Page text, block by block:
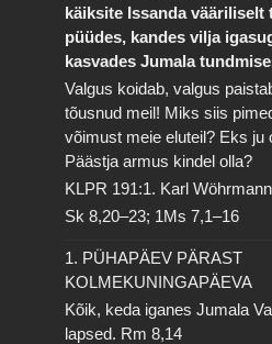
käiksite Issanda
püüdes, kandes vilja
kasvades Jumala
Valgus koidab, valgus
tõusnud meil! Miks siis
võimust meie eluteil? Eks ju
Päästja armus kindel olla?
KLPR 191:1. Karl Wöhrmann
Sk 8,20–23; 1Ms 7,1–16
1. PÜHAPÄEV PÄRAST
KOLMEKUNINGAPÄEVA
Kõik, keda iganes Jumala
lapsed. Rm 8,14